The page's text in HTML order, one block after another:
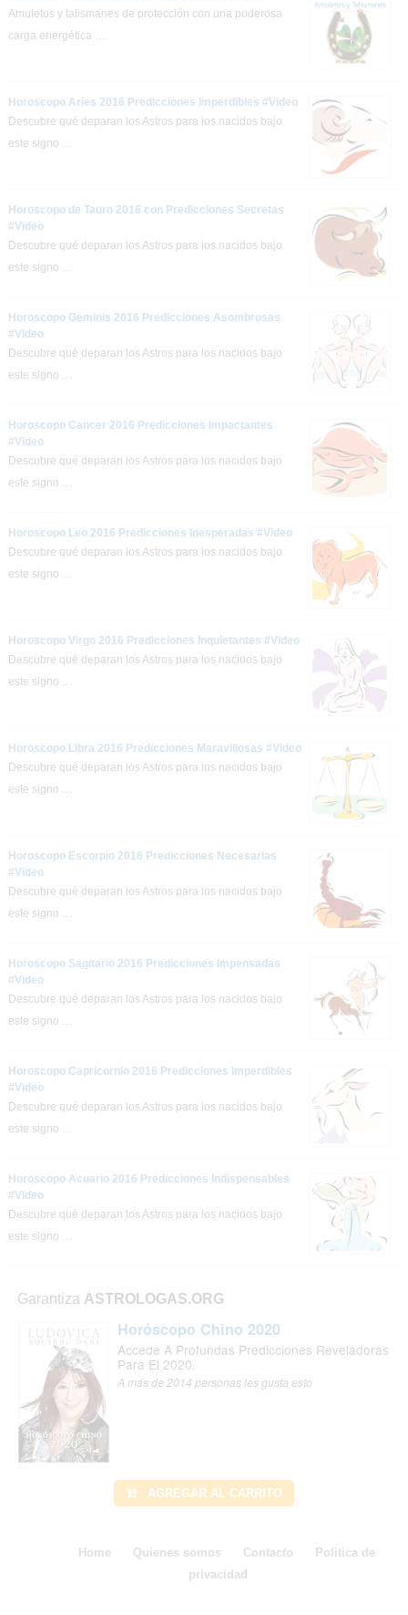
Amuletos y talismanes de protección con una poderosa
carga energética …
Horoscopo Aries 2016 Predicciones Imperdibles #Video
Descubre qué deparan los Astros para los nacidos bajo
este signo …
Horoscopo de Tauro 2016 con Predicciones Secretas
#Video
Descubre qué deparan los Astros para los nacidos bajo
este signo …
Horoscopo Geminis 2016 Predicciones Asombrosas
#Video
Descubre qué deparan los Astros para los nacidos bajo
este signo …
Horoscopo Cancer 2016 Predicciones Impactantes
#Video
Descubre qué deparan los Astros para los nacidos bajo
este signo …
Horoscopo Leo 2016 Predicciones Inesperadas #Video
Descubre qué deparan los Astros para los nacidos bajo
este signo …
Horoscopo Virgo 2016 Predicciones Inquietantes #Video
Descubre qué deparan los Astros para los nacidos bajo
este signo …
Horoscopo Libra 2016 Predicciones Maravillosas #Video
Descubre qué deparan los Astros para los nacidos bajo
este signo …
Horoscopo Escorpio 2016 Predicciones Necesarias
#Video
Descubre qué deparan los Astros para los nacidos bajo
este signo …
Horoscopo Sagitario 2016 Predicciones Impensadas
#Video
Descubre qué deparan los Astros para los nacidos bajo
este signo …
Horoscopo Capricornio 2016 Predicciones Imperdibles
#Video
Descubre qué deparan los Astros para los nacidos bajo
este signo …
Horoscopo Acuario 2016 Predicciones Indispensables
#Video
Descubre qué deparan los Astros para los nacidos bajo
este signo …
Garantiza ASTROLOGAS.ORG
Horóscopo Chino 2020
Accede A Profundas Predicciones Reveladoras
Para El 2020.
A más de 2014 personas les gusta esto
AGREGAR AL CARRITO
Home Quienes somos Contacto
Politica de
privacidad